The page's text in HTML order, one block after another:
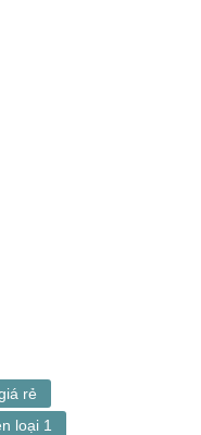
rẻ
loại 1